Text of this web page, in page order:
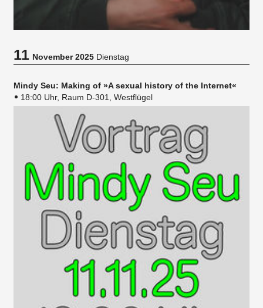
11November 2025 Dienstag
Mindy Seu: Making of »A sexual history of the Internet«
18:00 Uhr, Raum D-301, Westflügel